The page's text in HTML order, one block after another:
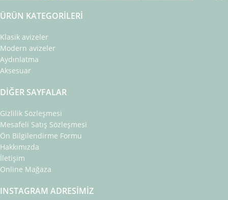
ÜRÜN KATEGORILERI
Klasik avizeler
Modern avizeler
Aydınlatma
Aksesuar
DIĞER SAYFALAR
Gizlilik Sözleşmesi
Mesafeli Satış Sözleşmesi
Ön Bilgilendirme Formu
Hakkımızda
İletişim
Online Mağaza
INSTAGRAM ADRESIMIZ